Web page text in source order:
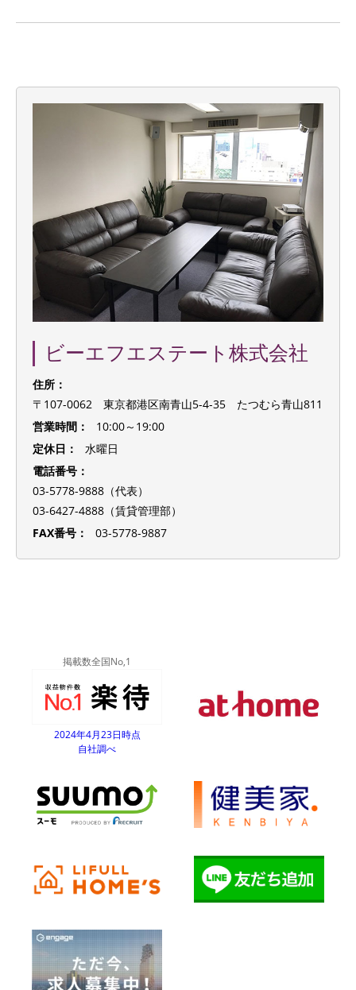
ビーエフエステート株式会社
住所：
〒107-0062 東京都港区南青山5-4-35 たつむら青山811
営業時間：
10:00～19:00
定休日：
水曜日
電話番号：
03-5778-9888（代表）
03-6427-4888（賃貸管理部）
FAX番号：
03-5778-9887
掲載数全国No,1
2024年4月23日時点
自社調べ